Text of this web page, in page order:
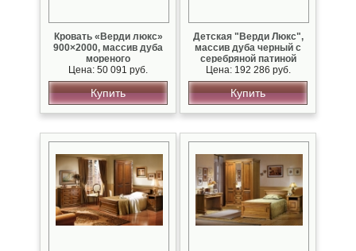
Кровать «Верди люкс»
900×2000, массив дуба
мореного
Цена: 50 091 руб.
Купить
Детская "Верди Люкс",
массив дуба черный с
серебряной патиной
Цена: 192 286 руб.
Купить